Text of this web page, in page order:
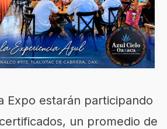
Expo estarán participando
un promedio de